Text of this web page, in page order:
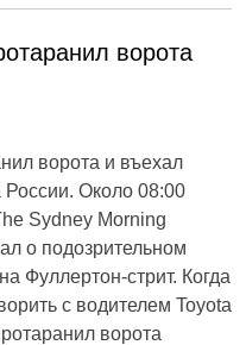
ворота
ворота и въехал
России. Около 08:00
Sydney Morning
о подозрительном
Фуллертон-стрит. Когда
с водителем Toyota
ворота